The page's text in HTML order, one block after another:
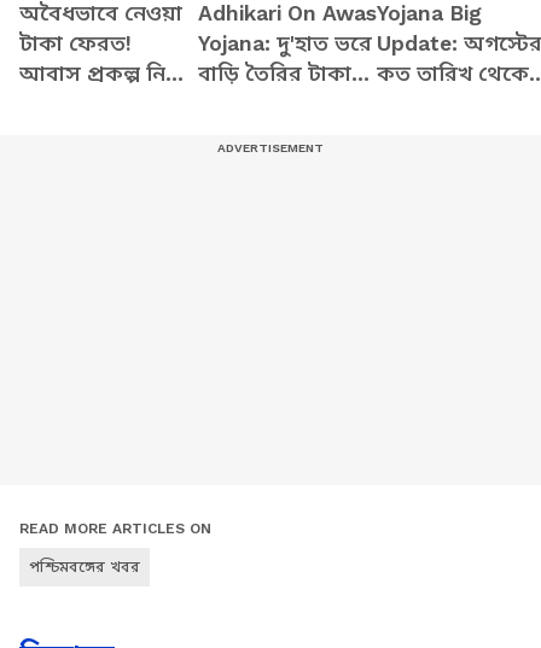
অবৈধভাবে নেওয়া
টাকা ফেরত!
আবাস প্রকল্প নিয়ে
Adhikari On Awas
Yojana: দু'হাত ভরে
বাড়ি তৈরির টাকা
Yojana Big
Update: অগস্টের
কত তারিখ থেকে
READ MORE ARTICLES ON
পশ্চিমবঙ্গের খবর